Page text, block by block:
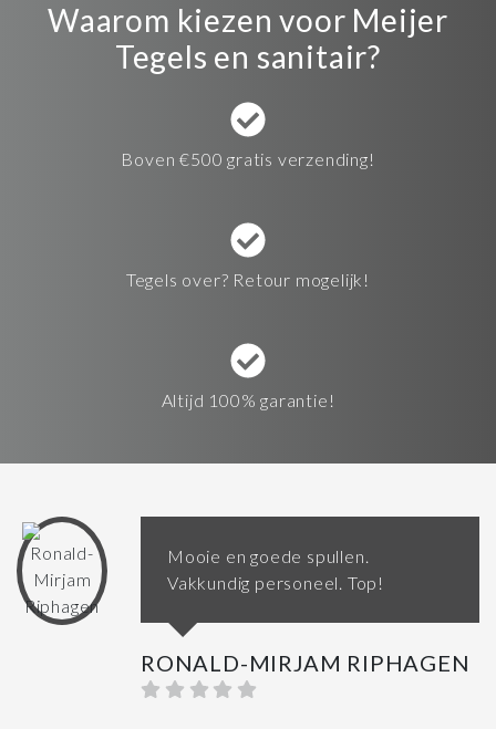
Waarom kiezen voor Meijer
Tegels en sanitair?
Boven €500 gratis verzending!
Tegels over? Retour mogelijk!
Altijd 100% garantie!
Mooie en goede spullen.
Vakkundig personeel. Top!
RONALD-MIRJAM RIPHAGEN